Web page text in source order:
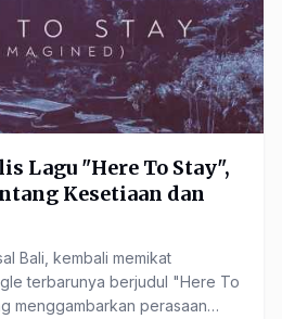
Lagu "Here To Stay",
Kesetiaan dan
Bali, kembali memikat
terbarunya berjudul "Here To
menggambarkan perasaan